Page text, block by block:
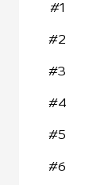
#1
#2
#3
#4
#5
#6